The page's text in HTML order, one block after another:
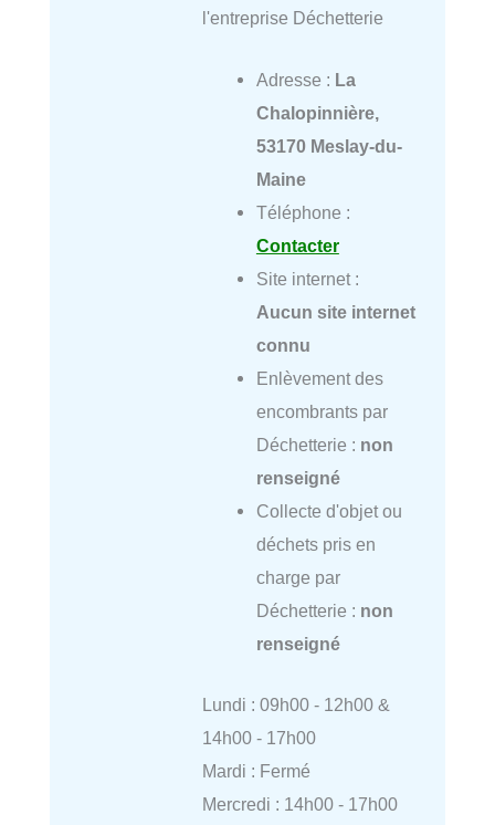
l'entreprise Déchetterie
Adresse : La
Chalopinnière,
53170 Meslay-du-
Maine
Téléphone :
Contacter
Site internet :
Aucun site internet
connu
Enlèvement des
encombrants par
Déchetterie : non
renseigné
Collecte d'objet ou
déchets pris en
charge par
Déchetterie : non
renseigné
Lundi : 09h00 - 12h00 &
14h00 - 17h00
Mardi : Fermé
Mercredi : 14h00 - 17h00